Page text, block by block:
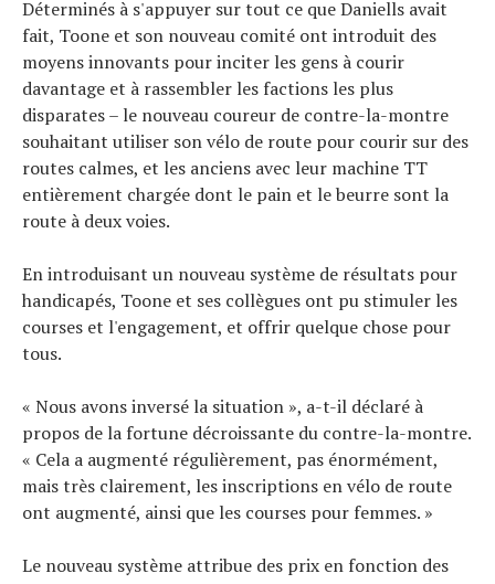
Déterminés à s'appuyer sur tout ce que Daniells avait
fait, Toone et son nouveau comité ont introduit des
moyens innovants pour inciter les gens à courir
davantage et à rassembler les factions les plus
disparates – le nouveau coureur de contre-la-montre
souhaitant utiliser son vélo de route pour courir sur des
routes calmes, et les anciens avec leur machine TT
entièrement chargée dont le pain et le beurre sont la
route à deux voies.
En introduisant un nouveau système de résultats pour
handicapés, Toone et ses collègues ont pu stimuler les
courses et l'engagement, et offrir quelque chose pour
tous.
« Nous avons inversé la situation », a-t-il déclaré à
propos de la fortune décroissante du contre-la-montre.
« Cela a augmenté régulièrement, pas énormément,
mais très clairement, les inscriptions en vélo de route
ont augmenté, ainsi que les courses pour femmes. »
Le nouveau système attribue des prix en fonction des